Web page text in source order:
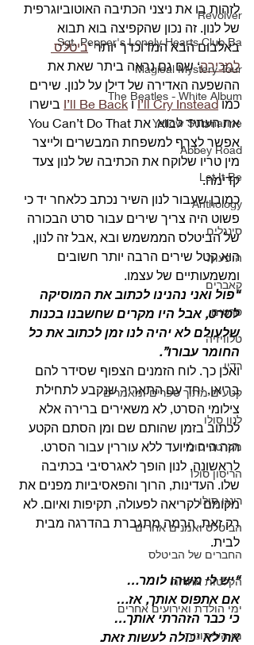
Revolver
Sgt. Pepper's Lonely Hearts Club Ba
Magical Mystery Tour
The Beatles - White Album
Yellow Submarine
Abbey Road
Let It Be
Anthology
סינגלים
הופעות
קאברים
סרטים
טלוויזיה
רדיו
קטעים מתוך ספרים ומאמרים
לנון סולו
מקרטני סולו
הריסון סולו
רינגו סולו
הביטלס ואמנים אחרים
החברים של הביטלס
הקלטות אחרות
ימי הולדת ואירועים אחרים
מן העיתונות
לזהות בו את ניצני הכתיבה האוטוביוגרפית
של לנון. זה נכון שהקפיצה בוא תבוא
באלבום הבא המדוכדך יותר ‘ביטלס
למכירה‘ שם גם נראה ביתר שאת את
ההשפעה האדירה של דילן על לנון. שירים
כמו I’ll Cry Instead ו I’ll Be Back בישרו
אפשר לצרף למשפחת המבשרים ולייצר
מין טריו שלוקח את הכתיבה של לנון צעד
קדימה.
כמובן שעבור לנון השיר נכתב כלאחר יד כי
פשוט היה צריך שירים עבור סרט הבכורה
של הביטלס הממשמש ובא ,אבל זה לנון,
הוא קטל שירים הרבה יותר חשובים
ומשמעותיים של עצמו.
“פול ואני נהנינו לכתוב את המוסיקה
לסרט, אבל היו מקרים שחשבנו בכנות
שלעולם לא יהיה לנו זמן לכתוב את כל
החומר עבורו”.
ואכן כך. לוח הזמנים הצפוף שסידר להם
בריאן, יחד עם התאריך שנקבע לתחילת
צילומי הסרט, לא משאירים ברירה אלא
לכתוב בזמן שהותם שם ומן הסתם הקטע
הזה היה מיועד ללא עוררין עבור הסרט.
לראשונה, לנון הופך לאגרסיבי בכתיבה
שלו. העדינות, הרוך והפאסיביות מפנים את
מקומם לקריאה לפעולה, תקיפות ואיום. לא
רק זאת. הרמה מתגברת בהדרגה מבית
לבית.
“יש לי משהו לומר…
אם אתפוס אותך, אז…
כי כבר הזהרתי אותך…
את לא יכולה לעשות זאת.